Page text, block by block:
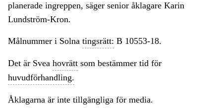
planerade ingreppen, säger senior åklagare Karin
Lundström-Kron.
Målnummer i Solna tingsrätt: B 10553-18.
Det är Svea hovrätt som bestämmer tid för
huvudförhandling.
Åklagarna är inte tillgängliga för media.